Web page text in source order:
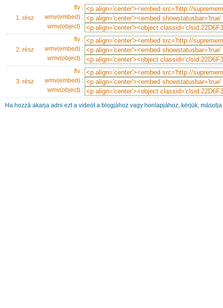
1. rész
flv :
wmv(embed) :
wmv(object) :
2. rész
flv :
wmv(embed) :
wmv(object) :
3. rész
flv :
wmv(embed) :
wmv(object) :
Ha hozzá akarja adni ezt a videót a blogjához vagy honlapjához, kérjük,